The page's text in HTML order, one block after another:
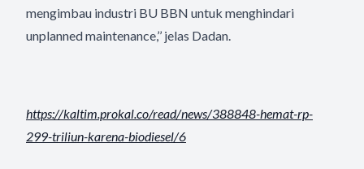
mengimbau industri BU BBN untuk menghindari
unplanned maintenance,’’ jelas Dadan.
https://kaltim.prokal.co/read/news/388848-hemat-rp-
299-triliun-karena-biodiesel/6